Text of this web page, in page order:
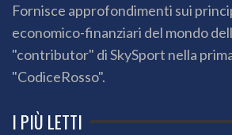
Fornisce approfondimenti sui
economico-finanziari del mondo
"contributor" di SkySport nella
"CodiceRosso".
I PIÙ LETTI